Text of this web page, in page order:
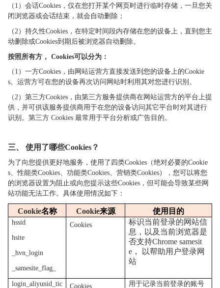
（1）会话Cookies，仅在您打开某个网页时进行临时存储，一旦您关
闭浏览器或会话结束，就会自动删除；
（2）持久性Cookies，在特定时间段内存储在您的设备上，直到您主
动删除或Cookies到期后被浏览器自动删除。
按照所有方， Cookies可以分为：
（1）一方Cookies ，由网站运营方直接发送到您的设备上的Cookie
s。运营方可在您的设备再次访问网站时利用其对您进行识别。
（2）第三方Cookies ，由第三方服务提供商在网站运营方的平台上提
供，并可供该服务提供商用于在您的设备访问其它平台时对其进行
识别。第三方 Cookies 最常用于平台分析或广告目的。
三、 使用了哪些Cookies ？
为了向您提供更好地服务 ，使用了四类Cookies（绝对必要的Cookie
s、性能类Cookies、功能类Cookies、营销类Cookies），您可以将您
的浏览器设置为阻止或向您提示这些Cookies，但可能会导致某些网
站功能无法工作。具体使用情况如下：
Cookie名称 Cookie来源 使用目的
hssid
hsite
_hvn_login
_samesite_flag_
Cookies
标识当前登录的网站信
息，以及当前浏览器是
否支持Chrome samesit
e，
以帮助用户登录网
站
login_aliyunid_tic
Cookies
用于记录当前登录的账号